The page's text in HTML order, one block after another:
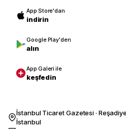
App Store'dan
indirin
Google Play'den
alın
App Galeri ile
keşfedin
İstanbul Ticaret Gazetesi ·
İstanbul